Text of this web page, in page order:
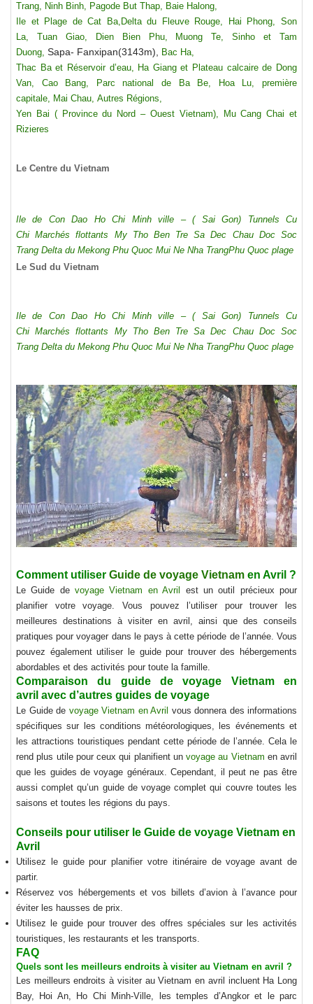
Trang, Ninh Binh, Pagode But Thap, Baie Halong,
Ile et Plage de Cat Ba, Delta du Fleuve Rouge, Hai Phong,Son
La, Tuan Giao, Dien Bien Phu,
Muong Te, Sinho et Tam
Duong, Sapa- Fanxipan(3143m), Bac Ha,
Thac Ba et Réservoir d’eau, Ha Giang et Plateau calcaire de Dong
Van, Cao Bang, Parc national de Ba Be,
Hoa Lu, première
capitale, Mai Chau, Autres Régions,
Yen Bai ( Province du Nord – Ouest Vietnam),
Mu Cang Chai et
Rizieres
Le Centre du Vietnam
Ile de Con Dao Ho Chi Minh ville – ( Sai Gon) Tunnels Cu
ChiMarchés flottants My Tho Ben TreSa Dec Chau DocSoc
Trang Delta du Mekong Phu Quoc Mui Ne Nha TrangPhu Quoc plage
Le Sud du Vietnam
Ile de Con Dao Ho Chi Minh ville – ( Sai Gon) Tunnels Cu
ChiMarchés flottants My Tho Ben TreSa Dec Chau DocSoc
Trang Delta du Mekong Phu Quoc Mui Ne Nha TrangPhu Quoc plage
Comment utiliser Guide de voyage Vietnam en Avril ?
Le Guide devoyage Vietnam en Avril
est un outil précieux pour
planifier votre voyage. Vous pouvez l’utiliser pour trouver les
meilleures destinations à visiter en avril, ainsi que des conseils
pratiques pour voyager dans le pays à cette période de l’année. Vous
pouvez également utiliser le guide pour trouver des hébergements
abordables et des activités pour toute la famille.
Comparaison du guide devoyage Vietnam en
avril avec d’autres guides de voyage
Le Guide de voyage Vietnam en Avril vous donnera des informations
spécifiques sur les conditions météorologiques, les événements et
les attractions touristiques pendant cette période de l’année. Cela le
rend plus utile pour ceux qui planifient un voyage au Vietnam en avril
que les guides de voyage généraux. Cependant, il peut ne pas être
aussi complet qu’un guide de voyage complet qui couvre toutes les
saisons et toutes les régions du pays.
Conseils pour utiliser le Guide de voyage Vietnam en
Avril
Utilisez le guide pour planifier votre itinéraire de voyage avant de
partir.
Réservez vos hébergements et vos billets d’avion à l’avance pour
éviter les hausses de prix.
Utilisez le guide pour trouver des offres spéciales sur les activités
touristiques, les restaurants et les transports.
FAQ
Quels sont les meilleurs endroits à visiter au Vietnam en avril ?
Les meilleurs endroits à visiter au Vietnam en avril incluent Ha Long
Bay, Hoi An, Ho Chi Minh-Ville, les temples d’Angkor et le parc